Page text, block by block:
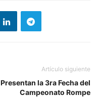
Artículo siguiente
Presentan la 3ra Fecha del
Campeonato Rompe